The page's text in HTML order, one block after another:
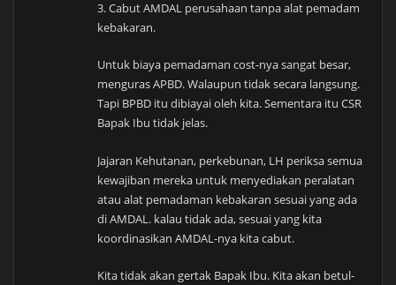
3. Cabut AMDAL perusahaan tanpa alat pemadam
kebakaran.
Untuk biaya pemadaman cost-nya sangat besar,
menguras APBD. Walaupun tidak secara langsung.
Tapi BPBD itu dibiayai oleh kita. Sementara itu CSR
Bapak Ibu tidak jelas.
Jajaran Kehutanan, perkebunan, LH periksa semua
kewajiban mereka untuk menyediakan peralatan
atau alat pemadaman kebakaran sesuai yang ada
di AMDAL. kalau tidak ada, sesuai yang kita
koordinasikan AMDAL-nya kita cabut.
Kita tidak akan gertak Bapak Ibu. Kita akan betul-